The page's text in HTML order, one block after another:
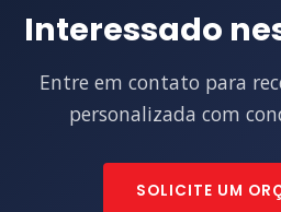
Interessado
Entre em contato para
personalizada com
SOLICITE UM